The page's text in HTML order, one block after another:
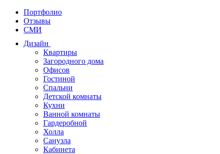
Портфолио
Отзывы
СМИ
Дизайн
Квартиры
Загородного дома
Офисов
Гостиной
Спальни
Детской комнаты
Кухни
Ванной комнаты
Гардеробной
Холла
Санузла
Кабинета